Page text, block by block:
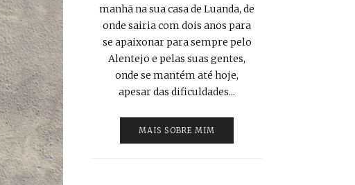
manhã na sua casa de Luanda, de
onde sairia com dois anos para
se apaixonar para sempre pelo
Alentejo e pelas suas gentes,
onde se mantém até hoje,
apesar das dificuldades...
MAIS SOBRE MIM